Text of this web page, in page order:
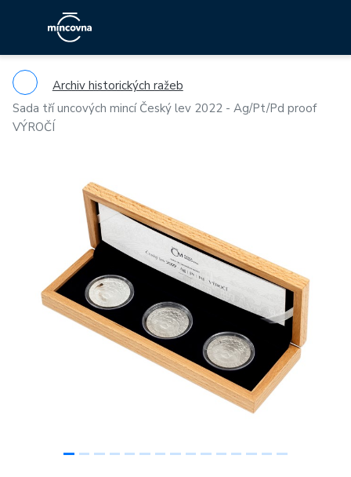
Archiv historických ražeb
Sada tří uncových mincí Český lev 2022 - Ag/Pt/Pd proof
VÝROČÍ